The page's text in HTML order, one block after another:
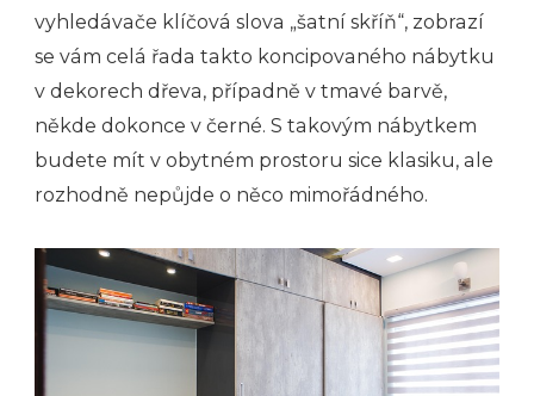
vyhledávače klíčová slova „šatní skříň“, zobrazí
se vám celá řada takto koncipovaného nábytku
v dekorech dřeva, případně v tmavé barvě,
někde dokonce v černé. S takovým nábytkem
budete mít v obytném prostoru sice klasiku, ale
rozhodně nepůjde o něco mimořádného.